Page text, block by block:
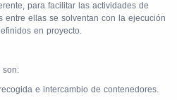
para facilitar las actividades de
entre ellas se solventan con la ejecución
en proyecto.
son:
e intercambio de contenedores.